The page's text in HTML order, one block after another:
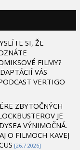
SI, ŽE
FILMY?
VÁS
VERTIGO
ZBYTOČNÝCH
JE
VÝNIMOČNÁ.
O FILMOCH KAVEJ
[26.7 2026]